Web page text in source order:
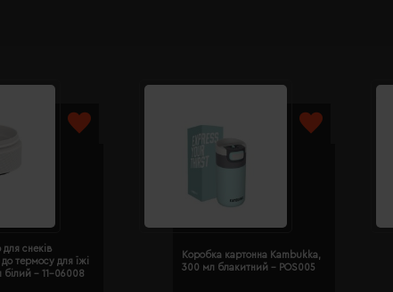
снеків
термосу для їжі
білий - 11-06008
Коробка картонна Kambukka,
300 мл блакитний - POS005